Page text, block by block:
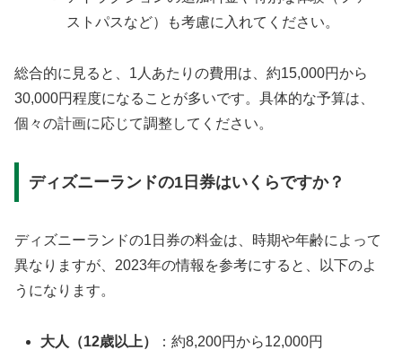
ストパスなど）も考慮に入れてください。
総合的に見ると、1人あたりの費用は、約15,000円から
30,000円程度になることが多いです。具体的な予算は、
個々の計画に応じて調整してください。
ディズニーランドの1日券はいくらですか？
ディズニーランドの1日券の料金は、時期や年齢によって
異なりますが、2023年の情報を参考にすると、以下のよ
うになります。
大人（12歳以上）
：約8,200円から12,000円